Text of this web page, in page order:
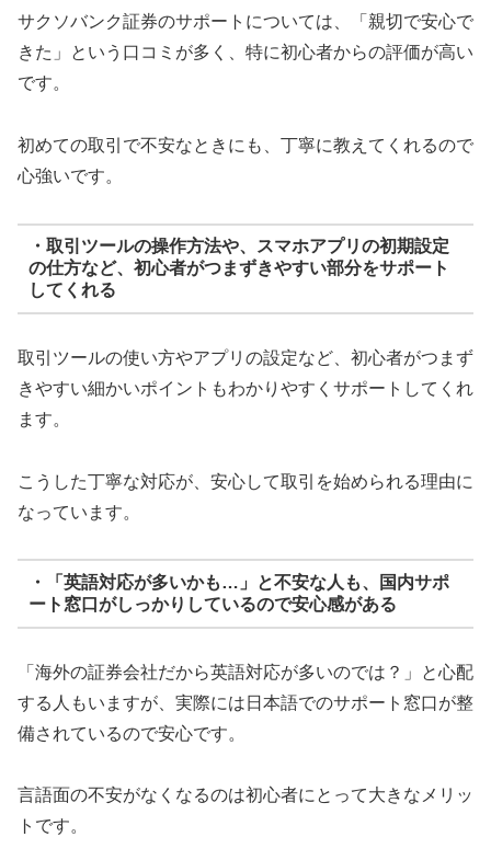
サクソバンク証券のサポートについては、「親切で安心で
きた」という口コミが多く、特に初心者からの評価が高い
です。
初めての取引で不安なときにも、丁寧に教えてくれるので
心強いです。
・取引ツールの操作方法や、スマホアプリの初期設定
の仕方など、初心者がつまずきやすい部分をサポート
してくれる
取引ツールの使い方やアプリの設定など、初心者がつまず
きやすい細かいポイントもわかりやすくサポートしてくれ
ます。
こうした丁寧な対応が、安心して取引を始められる理由に
なっています。
・「英語対応が多いかも…」と不安な人も、国内サポ
ート窓口がしっかりしているので安心感がある
「海外の証券会社だから英語対応が多いのでは？」と心配
する人もいますが、実際には日本語でのサポート窓口が整
備されているので安心です。
言語面の不安がなくなるのは初心者にとって大きなメリッ
トです。